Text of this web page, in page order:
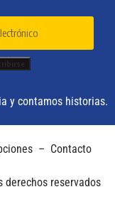
y contamos historias.
– Contacto
reservados